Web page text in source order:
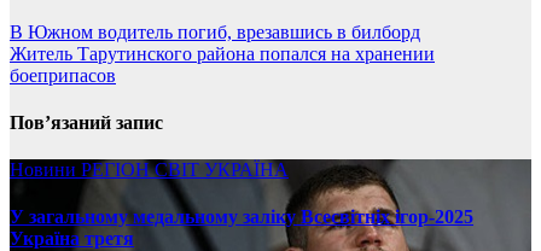
В Южном водитель погиб, врезавшись в билборд
Житель Тарутинского района попался на хранении
боеприпасов
Пов’язаний запис
Новини РЕГІОНСВІТ УКРАЇНА
У загальному медальному заліку Всесвітніх ігор-2025
Україна третя